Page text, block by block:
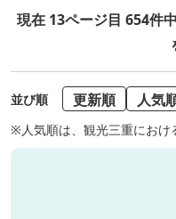
現在 13ページ目 654件
並び順 更新順 人気
※人気順は、観光三重におけ